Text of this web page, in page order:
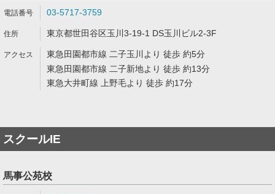
03-5717-3759
東京都世田谷区玉川3-19-1 DS玉川ビル2-3F
東急田園都市線 二子玉川より 徒歩 約5分
東急田園都市線 二子新地より 徒歩 約13分
東急大井町線 上野毛より 徒歩 約17分
スクールIE
馬事公苑校